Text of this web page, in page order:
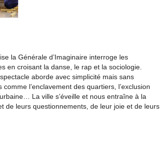
la Générale d’Imaginaire interroge les
en croisant la danse, le rap et la sociologie.
aborde avec simplicité mais sans
l’enclavement des quartiers, l’exclusion
La ville s’éveille et nous entraîne à la
de leurs questionnements, de leur joie et de leurs